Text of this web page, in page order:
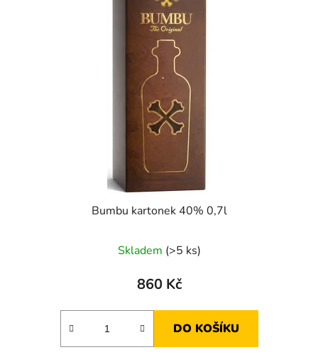
Bumbu kartonek 40% 0,7l
Skladem (>5 ks)
860 Kč
DO KOŠÍKU